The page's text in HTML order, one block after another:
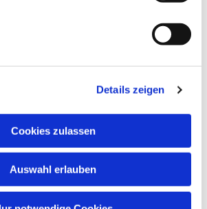
Details zeigen
Cookies zulassen
Auswahl erlauben